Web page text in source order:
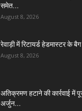
समेत...
August 8, 2026
रेवाड़ी में रिटायर्ड हेडमास्टर के
August 8, 2026
अतिक्रमण हटाने की कार्रवाई में
अर्जुन...